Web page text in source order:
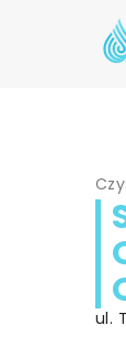
ul.